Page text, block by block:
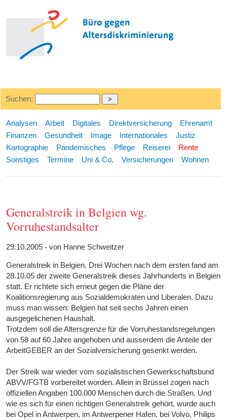
Suchen:
Analysen Arbeit Digitales Direktversicherung
Ehrenamt
Finanzen
Gesundheit Image Internationales
Justiz
Kartographie
Pandemisches Pflege Reiserei
Rente
Sonstiges
Termine Uni & Co. Versicherungen Wohnen
Generalstreik in Belgien wg.
Vorruhestandsalter
29.10.2005 - von Hanne Schweitzer
Generalstreik in Belgien. Drei Wochen nach dem ersten fand am
28.10.05 der zweite Generalstreik dieses Jahrhunderts in Belgien
statt. Er richtete sich erneut gegen die Pläne der
Koalitionsregierung aus Sozialdemokraten und Liberalen. Dazu
muss man wissen: Belgien hat seit sechs Jahren einen
ausgegelichenen Haushalt.
Trotzdem soll die Altersgrenze für die Vorruhestandsregelungen
von 58 auf 60 Jahre angehoben und ausserdem die Anteile der
ArbeitGEBER an der Sozialversicherung gesenkt werden.
Der Streik war wieder vom sozialistischen Gewerkschaftsbund
ABVV/FGTB vorbereitet worden. Allein in Brüssel zogen nach
offiziellen Angaben 100.000 Menschen durch die Straßen. Und
wie es sich für einen richtigen Generalstreik gehört, wurde auch
bei Opel in Antwerpen, im Antwerpener Hafen, bei Volvo, Philips